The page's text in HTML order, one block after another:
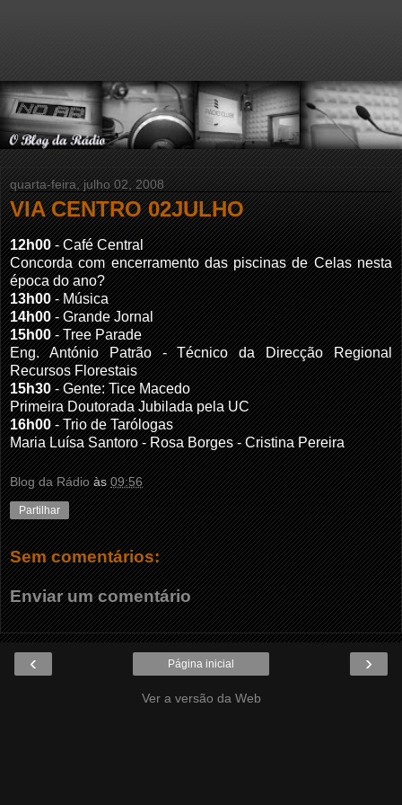
quarta-feira, julho 02, 2008
VIA CENTRO 02JULHO
12h00- Café Central
Concorda com encerramento das piscinas de Celas nesta
época do ano?
13h00- Música
14h00- Grande Jornal
15h00- Tree Parade
Eng. António Patrão - Técnico da Direcção Regional
Recursos Florestais
15h30- Gente: Tice Macedo
Primeira Doutorada Jubilada pela UC
16h00- Trio de Tarólogas
Maria Luísa Santoro - Rosa Borges - Cristina Pereira
Blog da Rádio às09:56
Partilhar
Sem comentários:
Enviar um comentário
‹ ›
Página inicial
Ver a versão da Web